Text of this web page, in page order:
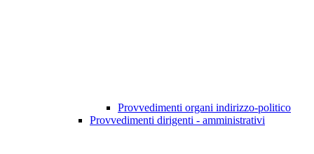
Provvedimenti organi indirizzo-politico
Provvedimenti dirigenti - amministrativi